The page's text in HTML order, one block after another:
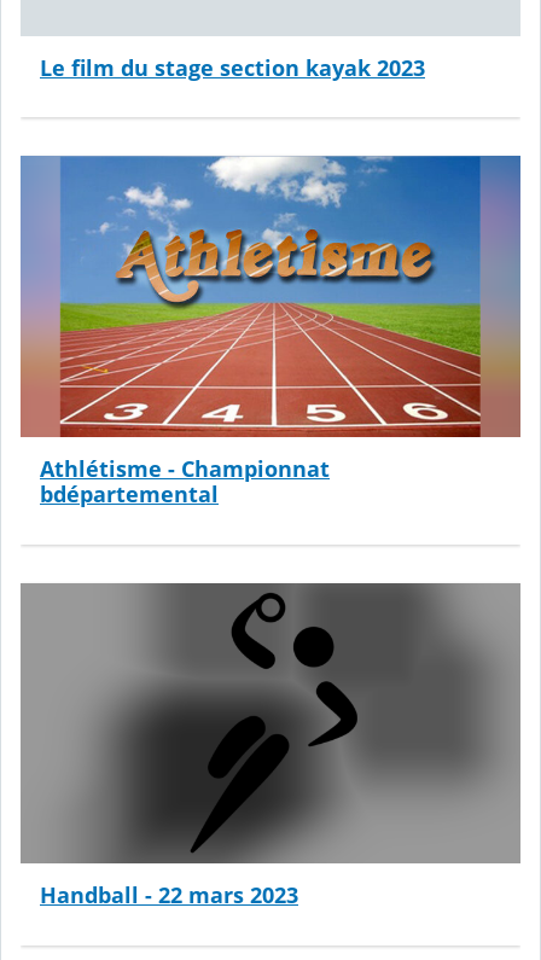
Le film du stage section kayak 2023
Athlétisme - Championnat
bdépartemental
Handball - 22 mars 2023